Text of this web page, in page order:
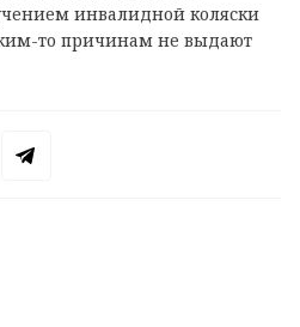
инвалидной коляски
то причинам не выдают